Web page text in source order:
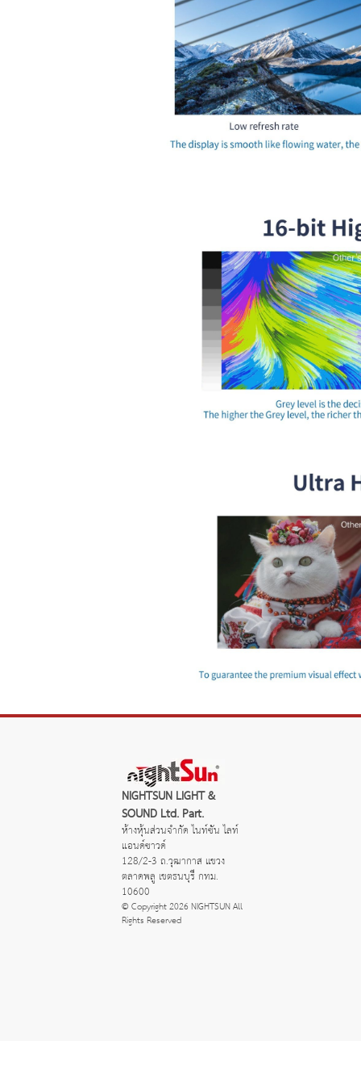
NIGHTSUN LIGHT &
SOUND Ltd. Part.
ห้างหุ้นส่วนจำกัด ไนท์ซัน ไลท์
แอนด์ซาวด์
128/2-3 ถ.วุฒากาส แขวง
ตลาดพลู เขตธนบุรี กทม.
10600
© Copyright 2026 NIGHTSUN All
Rights Reserved